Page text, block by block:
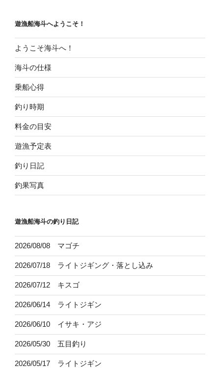
ン
遊漁船海斗へようこそ！
ようこそ海斗へ！
海斗の仕様
乗船心得
釣り時期
料金の目安
遊漁予定表
釣り日記
釣果写真
遊漁船海斗の釣り日記
2026/08/08 マゴチ
2026/07/18 ライトジギング・落とし込み
2026/07/12 キスゴ
2026/06/14 ライトジギン
2026/06/10 イサキ・アジ
2026/05/30 五目釣り
2026/05/17 ライトジギン